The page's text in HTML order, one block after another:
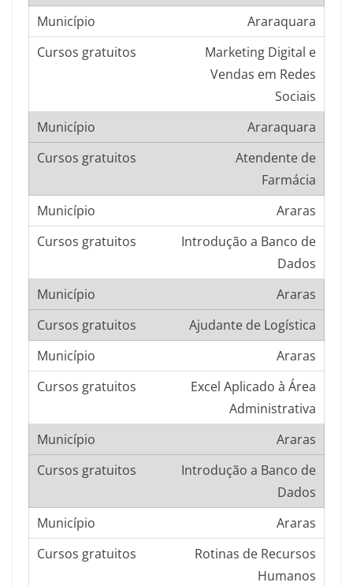
Araraquara
Marketing Digital e
Vendas em Redes
Sociais
Araraquara
Atendente de
Farmácia
Araras
Introdução a Banco de
Dados
Araras
Ajudante de Logística
Araras
Excel Aplicado à Área
Administrativa
Araras
Introdução a Banco de
Dados
Araras
Rotinas de Recursos
Humanos